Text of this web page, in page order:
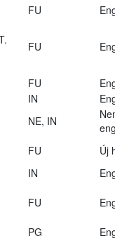
FU
FU
FU
IN
NE, IN
FU Új
IN
FU
PG